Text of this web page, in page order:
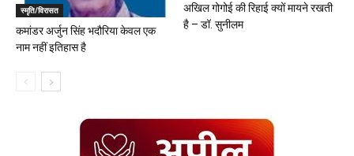
स्मृति/विरासत
कमांडर अर्जुन सिंह भदौरिया केवल एक
नाम नहीं इतिहास है
अखिल गोगोई की रिहाई क्यों मायने रखती
है – डॉ. सुनीलम